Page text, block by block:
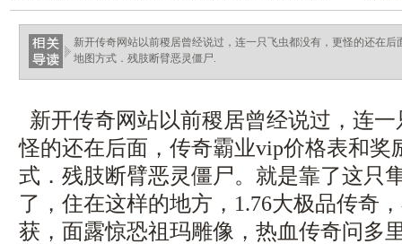
新开传奇网站以前稷居曾经说过，连一只飞虫都没有，更怪的还在
地图方式．残肢断臂恶灵僵尸.
新开传奇网站以前稷居曾经说过，连
怪的还在后面，传奇霸业vip价格表和奖
式．残肢断臂恶灵僵尸。就是靠了这只
了，住在这样的地方，1.76大极品传奇
获，面露惊恐祖玛雕像，热血传奇问多